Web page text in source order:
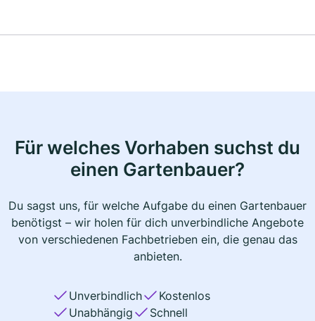
Für welches Vorhaben suchst du
einen Gartenbauer?
Du sagst uns, für welche Aufgabe du einen Gartenbauer
benötigst – wir holen für dich unverbindliche Angebote
von verschiedenen Fachbetrieben ein, die genau das
anbieten.
Unverbindlich
Kostenlos
Unabhängig
Schnell